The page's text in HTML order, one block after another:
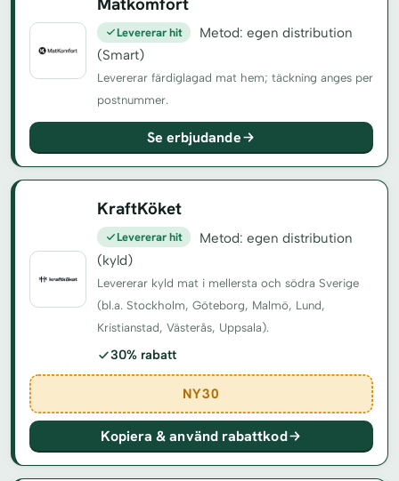
Levererar hit
Metod: egen distribution
(Smart)
Levererar färdiglagad mat hem; täckning anges per
postnummer.
Se erbjudande
KraftKöket
Levererar hit
Metod: egen distribution
(kyld)
Levererar kyld mat i mellersta och södra Sverige
(bl.a. Stockholm, Göteborg, Malmö, Lund,
Kristianstad, Västerås, Uppsala).
30% rabatt
NY30
Kopiera & använd rabattkod